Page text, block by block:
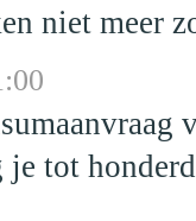
niet meer
tot